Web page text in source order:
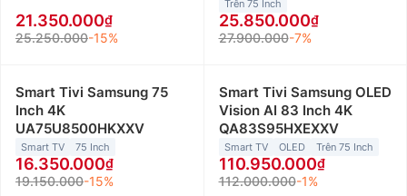
21.350.000
25.250.000-15%
Trên 75 Inch
25.850.000
27.900.000-7%
Smart Tivi Samsung 75
Inch 4K
UA75U8500HKXXV
Smart TV 75 Inch
16.350.000
19.150.000-15%
Smart Tivi Samsung OLED
Vision AI 83 Inch 4K
QA83S95HXEXXV
Smart TV OLED Trên 75 Inch
110.950.000
112.000.000-1%